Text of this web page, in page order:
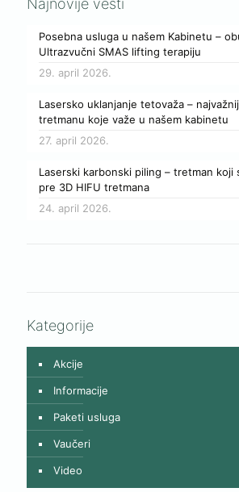
Najnovije vesti
Posebna usluga u našem Kabinetu –
Ultrazvučni SMAS lifting terapiju
29. april 2026.
Lasersko uklanjanje tetovaža –
tretmanu koje važe u našem kabinetu
27. april 2026.
Laserski karbonski piling – tretman koji
pre 3D HIFU tretmana
24. april 2026.
Kategorije
Akcije
Informacije
Paketi usluga
Vaučeri
Video